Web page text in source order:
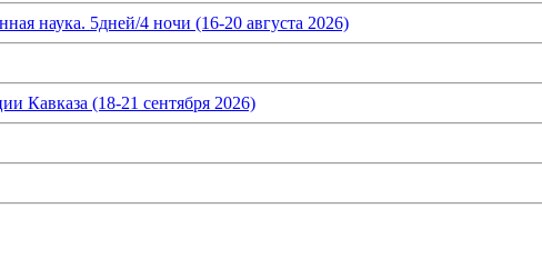
наука. 5дней/4 ночи (16-20 августа 2026)
Кавказа (18-21 сентября 2026)